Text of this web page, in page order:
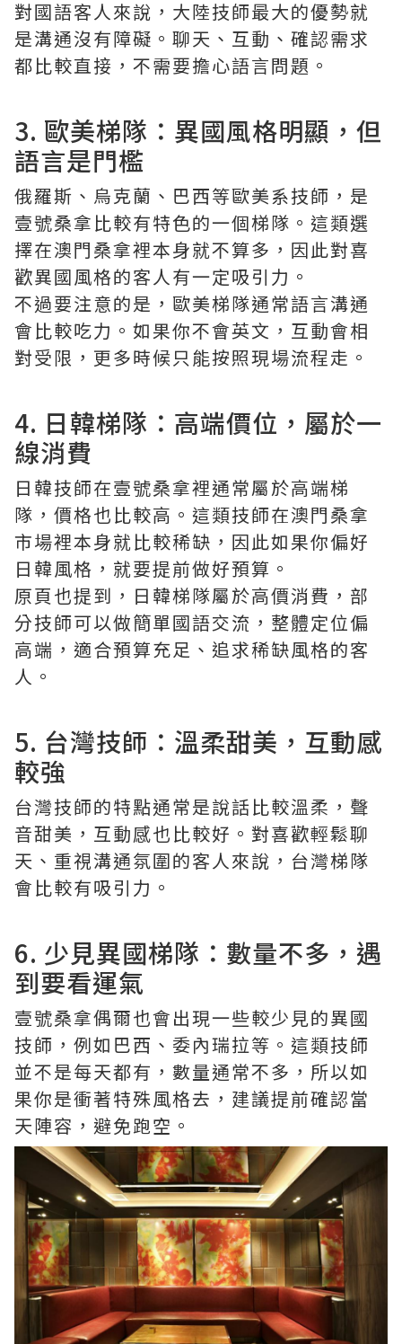
對國語客人來說，大陸技師最大的優勢就
是溝通沒有障礙。聊天、互動、確認需求
都比較直接，不需要擔心語言問題。
3. 歐美梯隊：異國風格明顯，但
語言是門檻
俄羅斯、烏克蘭、巴西等歐美系技師，是
壹號桑拿比較有特色的一個梯隊。這類選
擇在澳門桑拿裡本身就不算多，因此對喜
歡異國風格的客人有一定吸引力。
不過要注意的是，歐美梯隊通常語言溝通
會比較吃力。如果你不會英文，互動會相
對受限，更多時候只能按照現場流程走。
4. 日韓梯隊：高端價位，屬於一
線消費
日韓技師在壹號桑拿裡通常屬於高端梯
隊，價格也比較高。這類技師在澳門桑拿
市場裡本身就比較稀缺，因此如果你偏好
日韓風格，就要提前做好預算。
原頁也提到，日韓梯隊屬於高價消費，部
分技師可以做簡單國語交流，整體定位偏
高端，適合預算充足、追求稀缺風格的客
人。
5. 台灣技師：溫柔甜美，互動感
較強
台灣技師的特點通常是說話比較溫柔，聲
音甜美，互動感也比較好。對喜歡輕鬆聊
天、重視溝通氛圍的客人來說，台灣梯隊
會比較有吸引力。
6. 少見異國梯隊：數量不多，遇
到要看運氣
壹號桑拿偶爾也會出現一些較少見的異國
技師，例如巴西、委內瑞拉等。這類技師
並不是每天都有，數量通常不多，所以如
果你是衝著特殊風格去，建議提前確認當
天陣容，避免跑空。